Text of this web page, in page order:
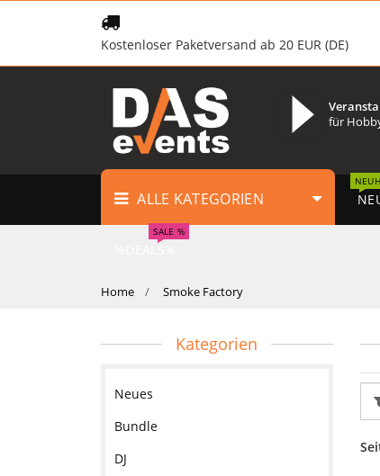
Kostenloser Paketversand ab 20 EUR (DE)
für
ALLE KATEGORIEN
SALE %
Home Smoke Factory
Kategorien
Neues
Bundle
DJ